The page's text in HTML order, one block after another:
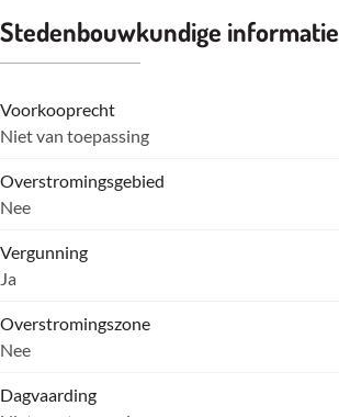
Stedenbouwkundige informatie
Voorkooprecht
Niet van toepassing
Overstromingsgebied
Nee
Vergunning
Ja
Overstromingszone
Nee
Dagvaarding